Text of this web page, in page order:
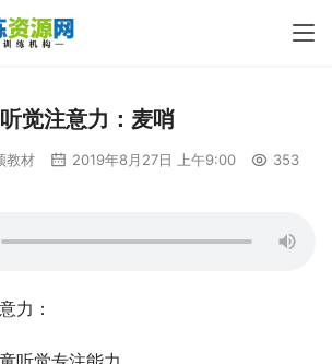
听觉注意力：麦哨
教材 2019年8月27日 上午9:00 353
力：